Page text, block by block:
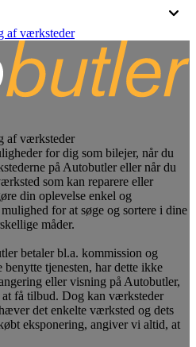
af værksteder
af værksteder
for dig som bilejer, når du
på Autobutler eller når du
som kan reparere eller
din oplevelse enkel og
for at søge og sortere i dine
måder.
betaler bl.a. kommission og
tjenesten, har dette ikke
eller visning på Autobutler,
få tilbud. Dog kan værksteder
det enkelte værksted og dets
eksponering, angiver vi altid, at